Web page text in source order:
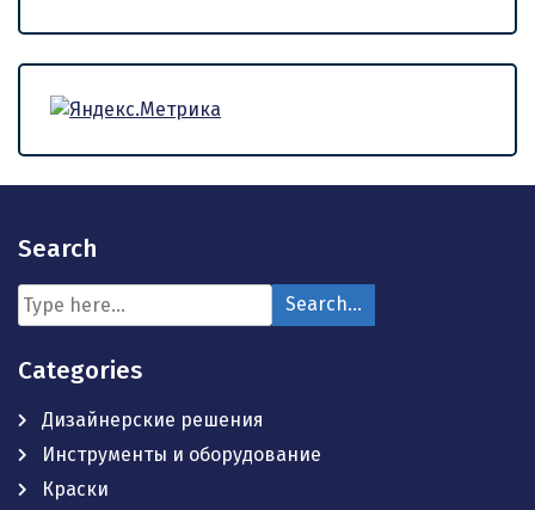
Search
Categories
Дизайнерские решения
Инструменты и оборудование
Краски